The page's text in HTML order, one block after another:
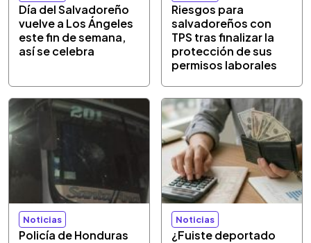
Día del Salvadoreño
vuelve a Los Ángeles
este fin de semana,
así se celebra
Riesgos para
salvadoreños con
TPS tras finalizar la
protección de sus
permisos laborales
Noticias
Policía de Honduras
Noticias
¿Fuiste deportado